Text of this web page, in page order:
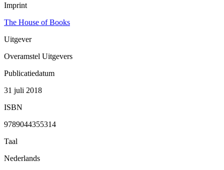
Imprint
The House of Books
Uitgever
Overamstel Uitgevers
Publicatiedatum
31 juli 2018
ISBN
9789044355314
Taal
Nederlands